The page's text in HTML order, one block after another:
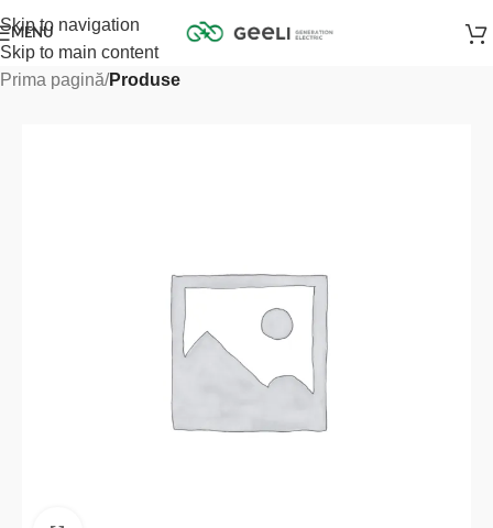
Skip to navigation
Skip to main content
MENU
Prima pagină Produse